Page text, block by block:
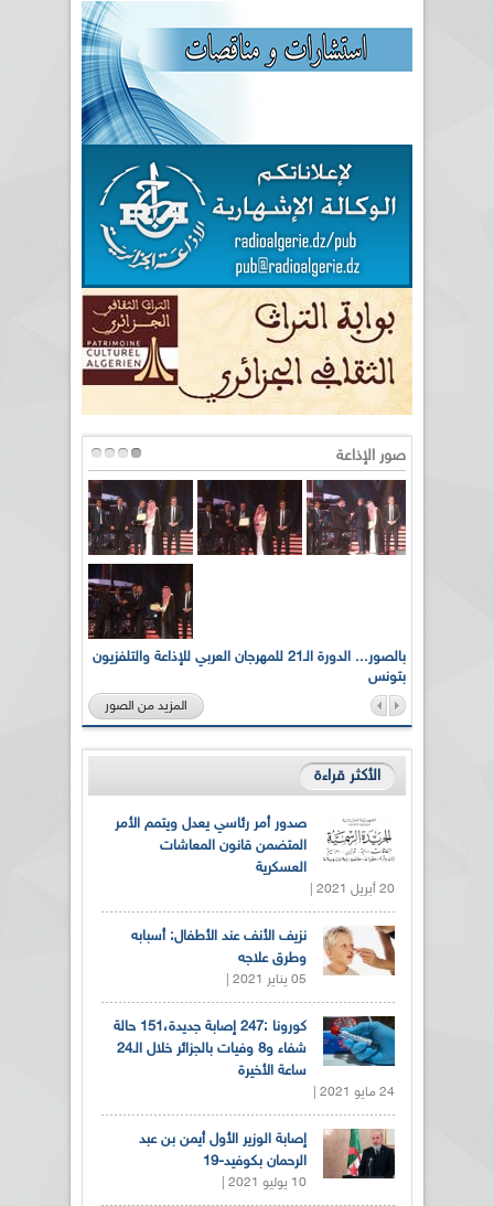
صور الإذاعة
بالصور... الدورة الـ21 للمهرجان العربي للإذاعة والتلفزيون
بتونس
المزيد من الصور
الأكثر قراءة
صدور أمر رئاسي يعدل ويتمم الأمر
المتضمن قانون المعاشات
العسكرية
20 أبريل 2021 |
نزيف الأنف عند الأطفال: أسبابه
وطرق علاجه
05 يناير 2021 |
كورونا :247 إصابة جديدة،151 حالة
شفاء و8 وفيات بالجزائر خلال الـ24
ساعة الأخيرة
24 مايو 2021 |
إصابة الوزير الأول أيمن بن عبد
الرحمان بكوفيد-19
10 يوليو 2021 |